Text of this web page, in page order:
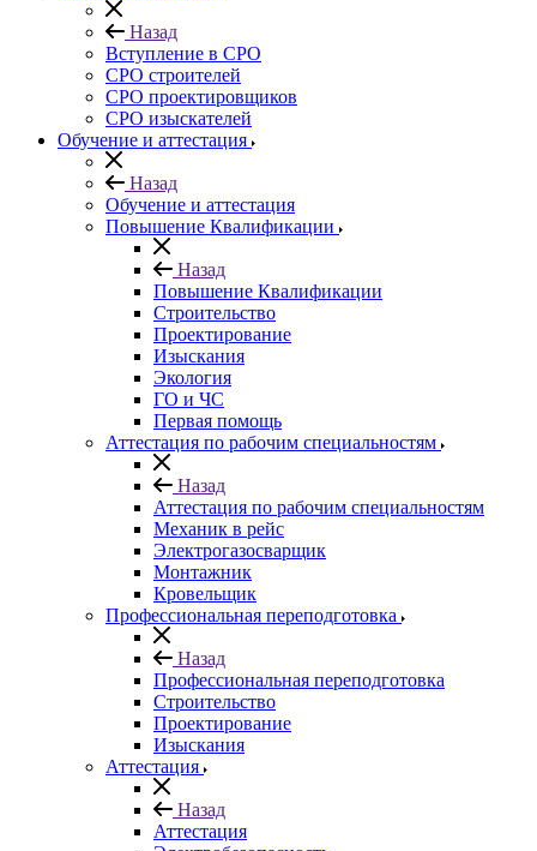
Назад
Вступление в СРО
СРО строителей
СРО проектировщиков
СРО изыскателей
Обучение и аттестация
Назад
Обучение и аттестация
Повышение Квалификации
Назад
Повышение Квалификации
Строительство
Проектирование
Изыскания
Экология
ГО и ЧС
Первая помощь
Аттестация по рабочим специальностям
Назад
Аттестация по рабочим специальностям
Механик в рейс
Электрогазосварщик
Монтажник
Кровельщик
Профессиональная переподготовка
Назад
Профессиональная переподготовка
Строительство
Проектирование
Изыскания
Аттестация
Назад
Аттестация